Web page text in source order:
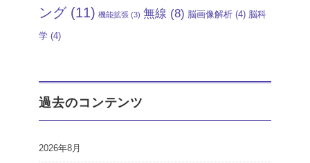
ング(11) 機能拡張 (3) 無線 (8) 脳画像解析 (4) 脳科
学 (4)
過去のコンテンツ
2026年8月